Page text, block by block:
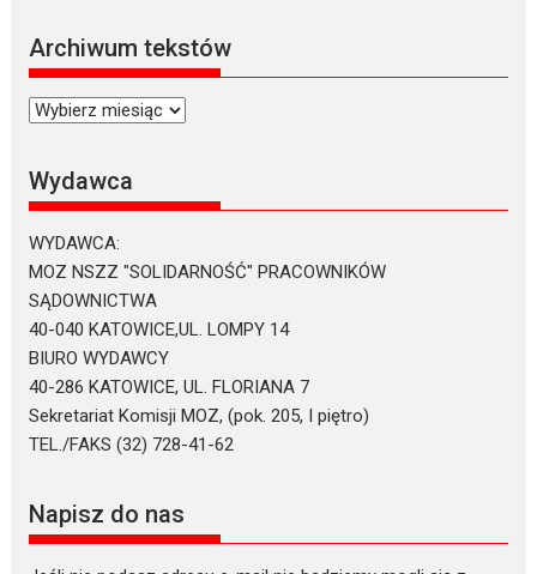
Archiwum tekstów
Archiwum
Wydawca
WYDAWCA:
MOZ NSZZ "SOLIDARNOŚĆ" PRACOWNIKÓW
SĄDOWNICTWA
40-040 KATOWICE,UL. LOMPY 14
BIURO WYDAWCY
40-286 KATOWICE, UL. FLORIANA 7
Sekretariat Komisji MOZ, (pok. 205, I piętro)
TEL./FAKS (32) 728-41-62
Napisz do nas